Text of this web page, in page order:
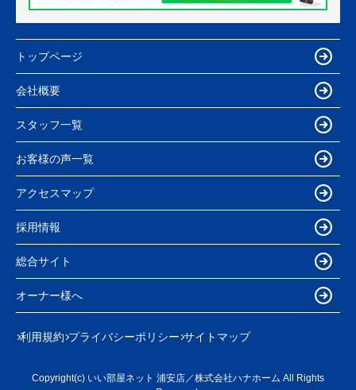
トップページ
会社概要
スタッフ一覧
お客様の声一覧
アクセスマップ
採用情報
総合サイト
オーナー様へ
利用規約 プライバシーポリシー サイトマップ
Copyright(c) いい部屋ネット 浦安店／株式会社ハナホーム All Rights